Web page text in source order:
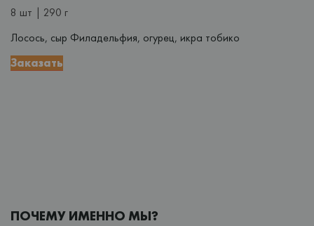
8 шт | 290 г
Лосось, сыр Филадельфия, огурец, икра тобико
Заказать
ПОЧЕМУ ИМЕННО МЫ?